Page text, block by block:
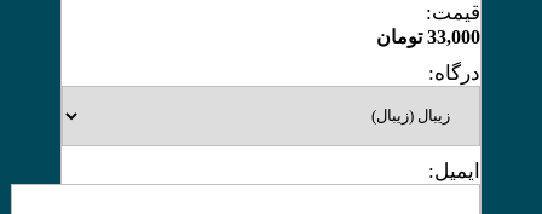
قیمت:
33,000 تومان
درگاه:
ایمیل: